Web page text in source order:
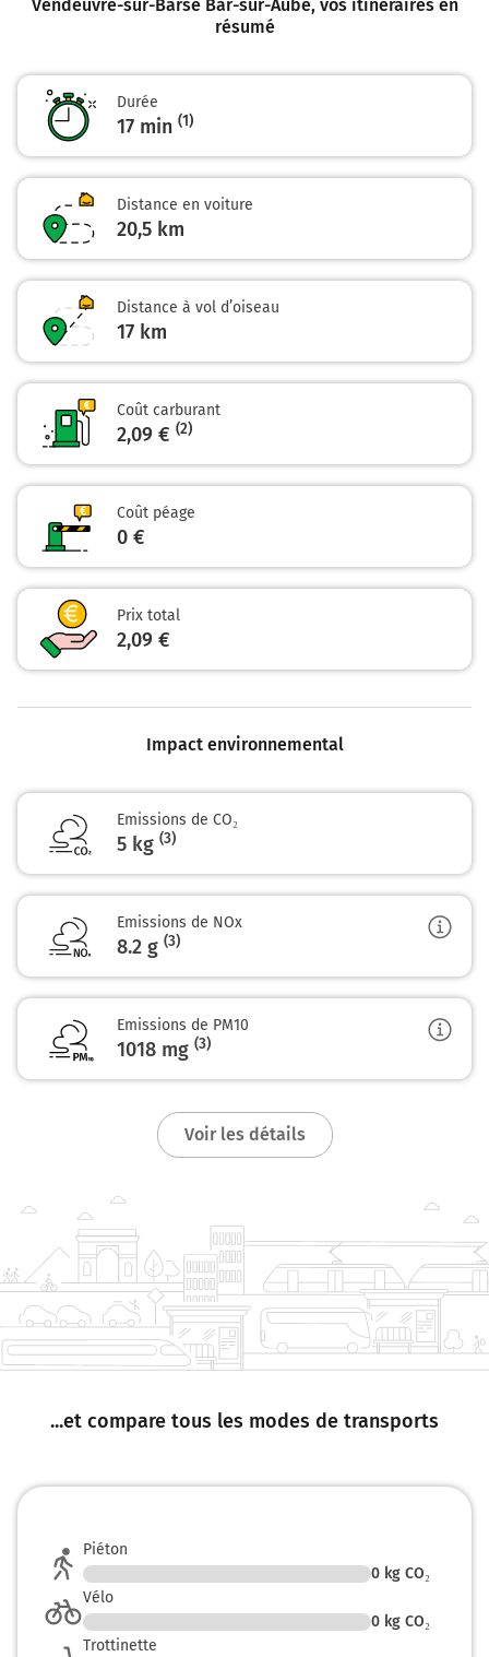
Vendeuvre-sur-Barse Bar-sur-Aube, vos itinéraires en
résumé
Durée
17 min (1)
Distance en voiture
20,5 km
Distance à vol d’oiseau
17 km
Coût carburant
2,09 € (2)
Coût péage
0 €
Prix total
2,09 €
Impact environnemental
Emissions de CO₂
5 kg (3)
Emissions de NOx
8.2 g (3)
Emissions de PM10
1018 mg (3)
Voir les détails
...et compare tous les modes de transports
Piéton
0 kg CO₂
Vélo
0 kg CO₂
Trottinette